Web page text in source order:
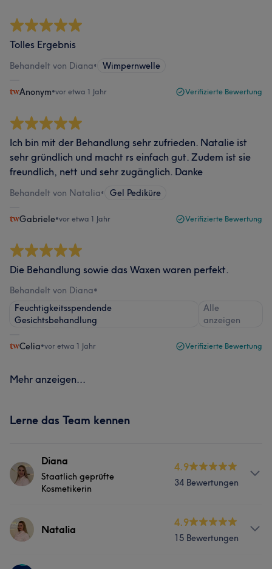
Tolles Ergebnis
Behandelt von Diana• Wimpernwelle
Anonym•vor etwa 1 Jahr Verifizierte Bewertung
Ich bin mit der Behandlung sehr zufrieden. Natalie ist
sehr gründlich und macht rs einfach gut. Zudem ist sie
freundlich, nett und sehr zugänglich. Danke
Behandelt von Natalia• Gel Pediküre
Gabriele•vor etwa 1 Jahr Verifizierte Bewertung
Die Behandlung sowie das Waxen waren perfekt.
Behandelt von Diana•
Feuchtigkeitsspendende
Gesichtsbehandlung
Alle
anzeigen
Celia•vor etwa 1 Jahr Verifizierte Bewertung
Mehr anzeigen...
Lerne das Team kennen
Diana
Staatlich geprüfte
Kosmetikerin
4.9
34 Bewertungen
Info
Ich bin staatlich geprüfte Kosmetikerin und liebe es,
Natalia
4.9
15 Bewertungen